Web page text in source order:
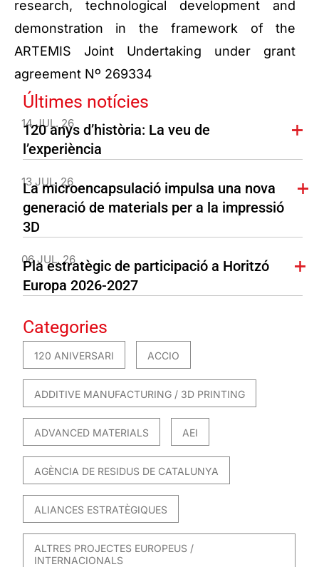
research, technological development and
demonstration in the framework of the
ARTEMIS Joint Undertaking under grant
agreement Nº 269334
Últimes notícies
14 JUL. 26
120 anys d’història: La veu de
l’experiència
13 JUL. 26
La microencapsulació impulsa una nova
generació de materials per a la impressió
3D
06 JUL. 26
Pla estratègic de participació a Horitzó
Europa 2026-2027
Categories
120 ANIVERSARI ACCIO
ADDITIVE MANUFACTURING / 3D PRINTING
ADVANCED MATERIALS AEI
AGÈNCIA DE RESIDUS DE CATALUNYA
ALIANCES ESTRATÈGIQUES
ALTRES PROJECTES EUROPEUS /
INTERNACIONALS